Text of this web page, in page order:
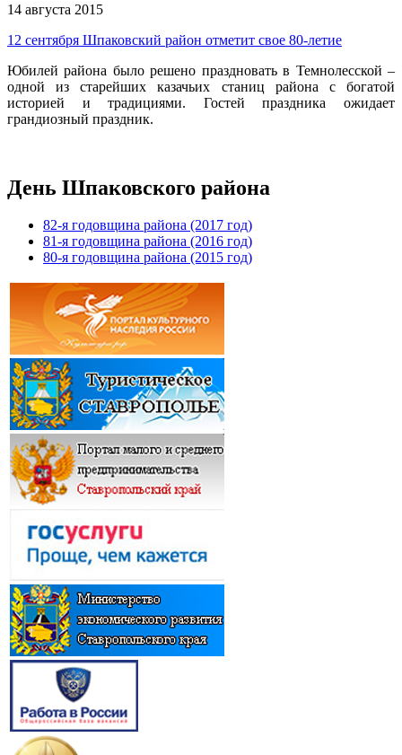
14 августа 2015
12 сентября Шпаковский район отметит свое 80-летие
Юбилей района было решено праздновать в Темнолесской –
одной из старейших казачьих станиц района с богатой
историей и традициями. Гостей праздника ожидает
грандиозный праздник.
День Шпаковского района
82-я годовщина района (2017 год)
81-я годовщина района (2016 год)
80-я годовщина района (2015 год)